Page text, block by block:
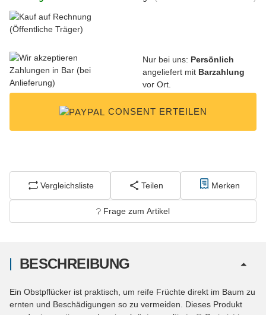
Nur bei uns: Persönlich
angeliefert mit Barzahlung
vor Ort.
CONSENT ERTEILEN
Vergleichsliste Teilen Merken
Frage zum Artikel
BESCHREIBUNG
Ein Obstpflücker ist praktisch, um reife Früchte direkt im Baum zu
ernten und Beschädigungen so zu vermeiden. Dieses Produkt